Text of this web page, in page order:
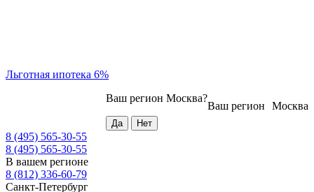
Льготная ипотека 6%
Москва
Ваш регион
Ваш регион Москва?
8 (495) 565-30-55
8 (495) 565-30-55
В вашем регионе
8 (812) 336-60-79
Санкт-Петербург